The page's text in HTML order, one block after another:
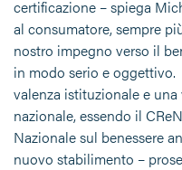
certificazione – spiega
al consumatore, sempre
nostro impegno verso il
in modo serio e
valenza istituzionale e
nazionale, essendo il
Nazionale sul benessere
nuovo stabilimento –